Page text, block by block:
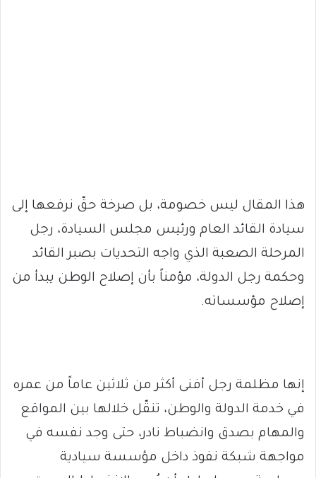
هذا المقال ليس خصومة، بل صرخة حقّ نرفعها إلى
سيادة القائد العام ورئيس مجلس السيادة، رجل
المرحلة الصعبة الذي واجه التحديات بصبر القائد
وحكمة رجل الدولة، مؤمناً بأن إصلاح الوطن يبدأ من
إصلاح مؤسساته.
إنها مظلمة رجل أفنى أكثر من ثلاثين عاماً من عمره
في خدمة الدولة والوطن، تنقّل خلالها بين المواقع
والمهام بصدق وانضباط نادر، حتى وجد نفسه في
مواجهة شبكة نفوذ داخل مؤسسة سيادية